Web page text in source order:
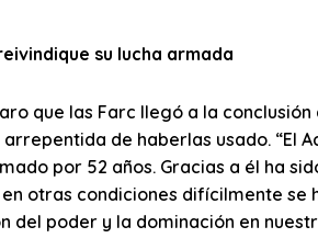
su lucha armada
que las Farc llegó a la
de haberlas usado. “El
por 52 años. Gracias a él ha
otras condiciones difícilmente se
poder y la dominación en